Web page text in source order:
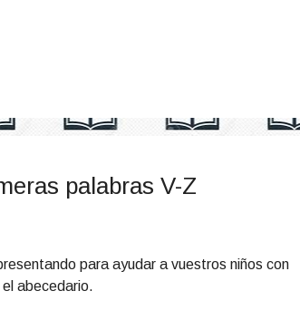
palabras V-Z
para ayudar a vuestros niños con
abecedario.